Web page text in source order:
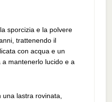
sporcizia e la polvere
trattenendo il
con acqua e un
mantenerlo lucido e a
lastra rovinata,